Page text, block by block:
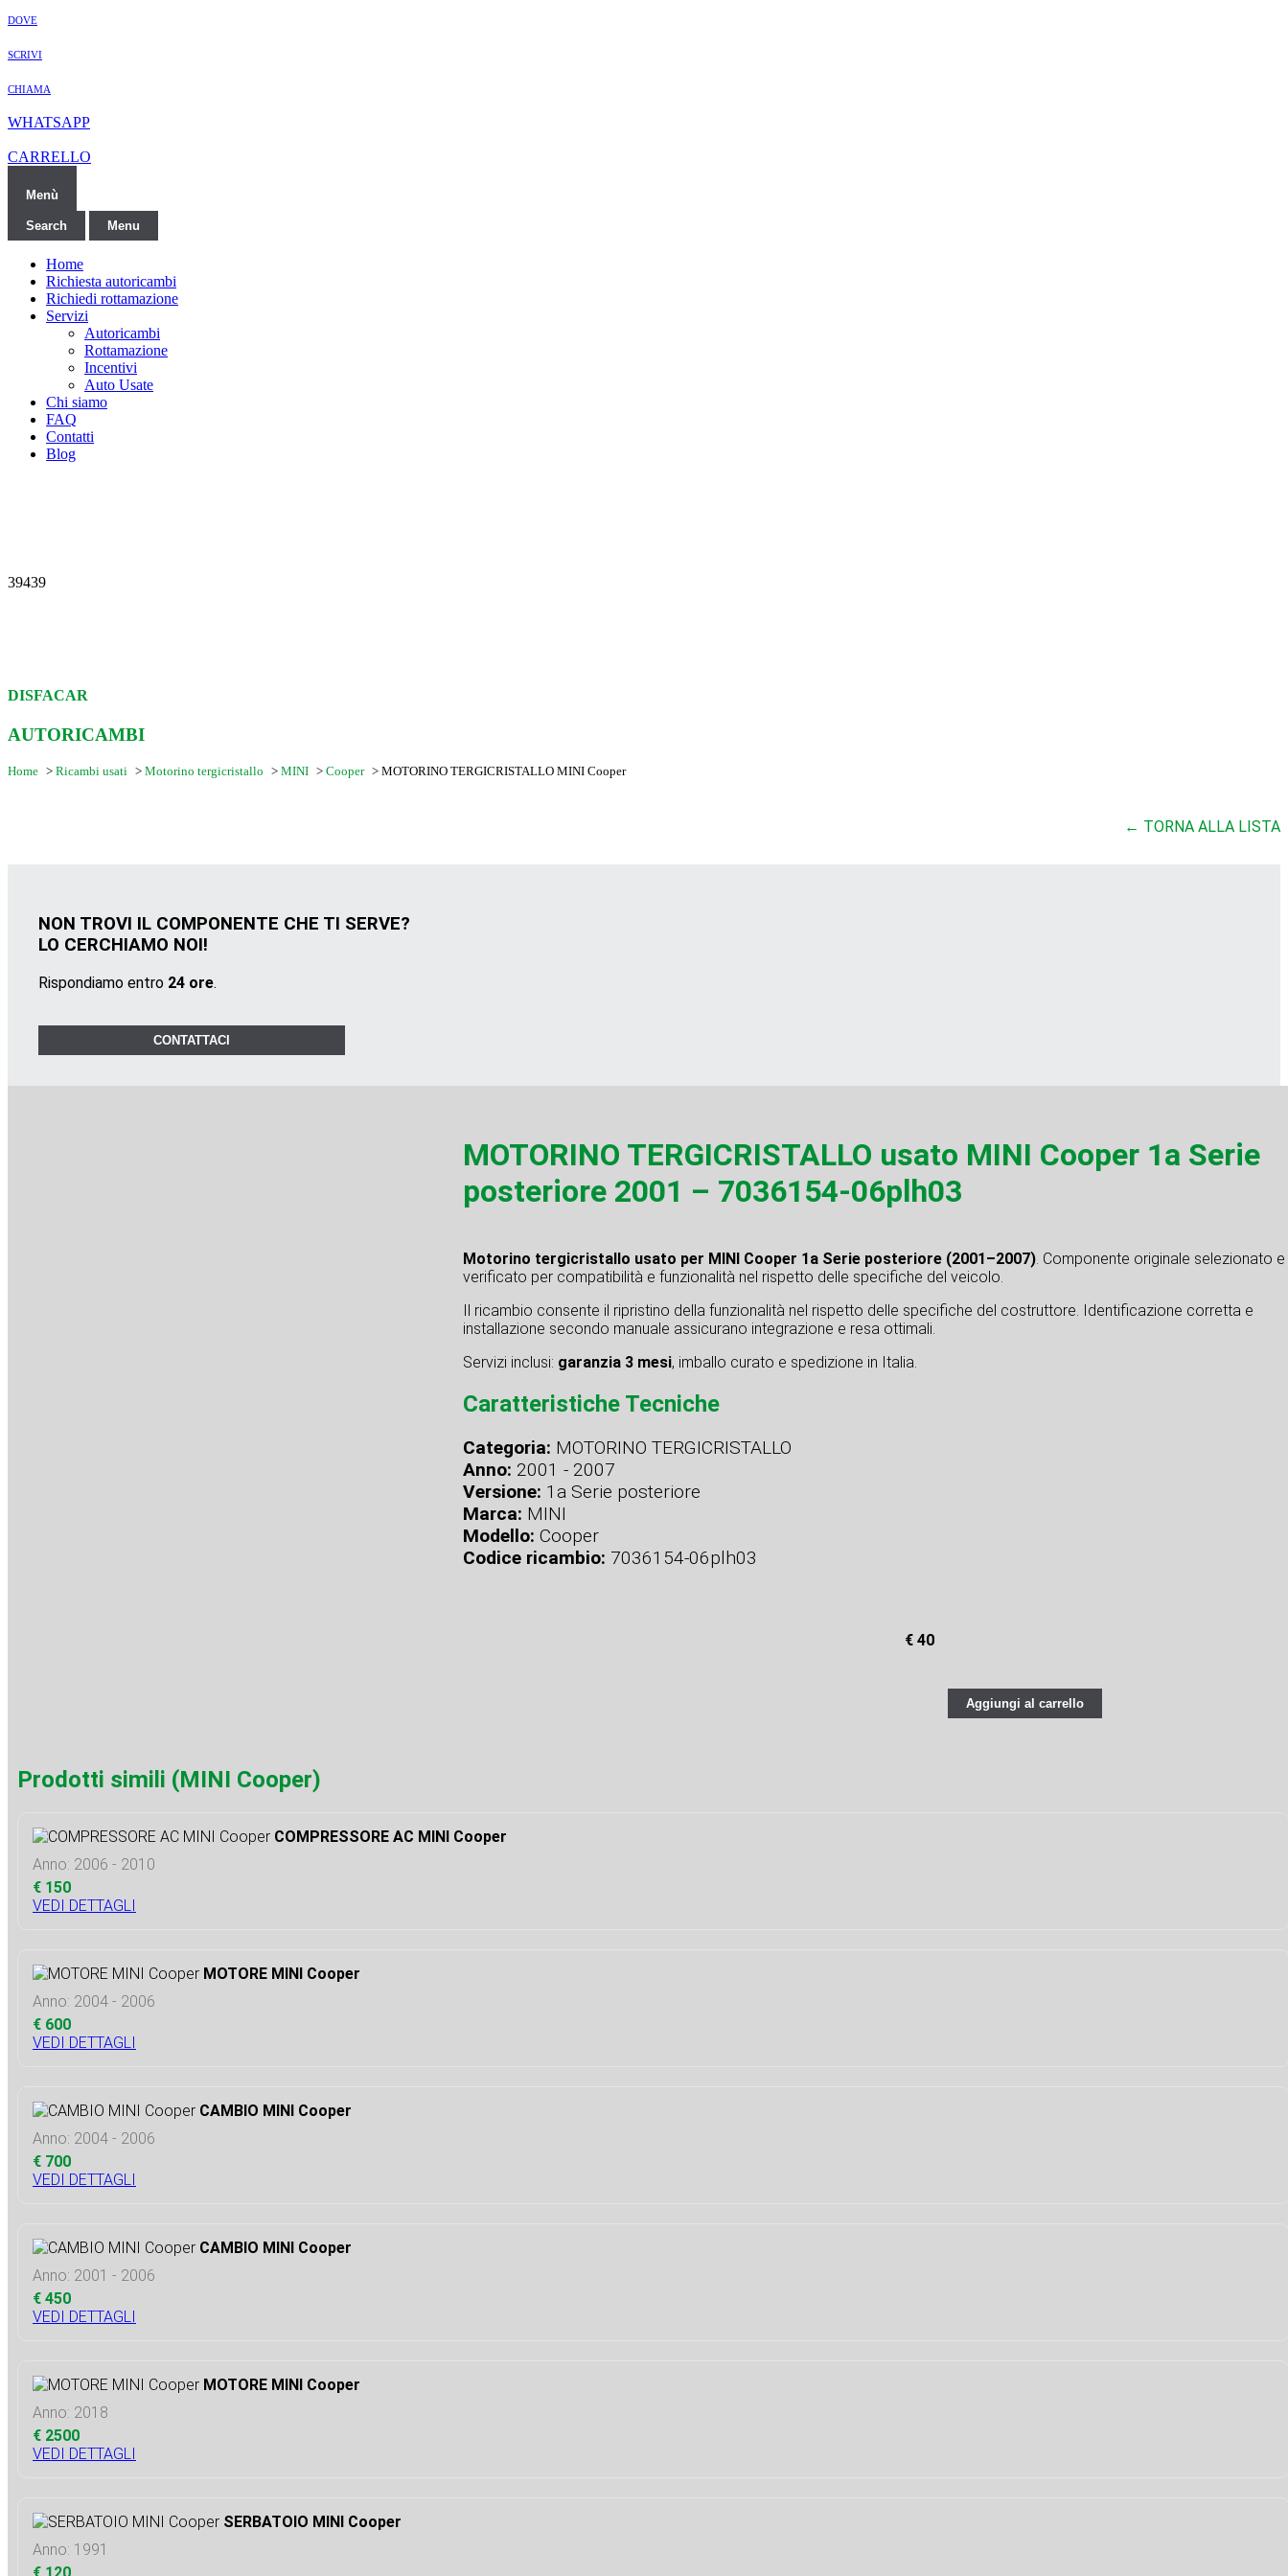
DOVE
SCRIVI
CHIAMA
WHATSAPP
CARRELLO
Menù
Search Menu
Home
Richiesta autoricambi
Richiedi rottamazione
Servizi
Autoricambi
Rottamazione
Incentivi
Auto Usate
Chi siamo
FAQ
Contatti
Blog
39439
DISFACAR
AUTORICAMBI
Home > Ricambi usati > Motorino tergicristallo > MINI > Cooper > MOTORINO TERGICRISTALLO MINI Cooper
← TORNA ALLA LISTA
NON TROVI IL COMPONENTE CHE TI SERVE?
LO CERCHIAMO NOI!
Rispondiamo entro 24 ore.
CONTATTACI
MOTORINO TERGICRISTALLO usato MINI Cooper 1a Serie
posteriore 2001 – 7036154-06plh03
Motorino tergicristallo usato per MINI Cooper 1a Serie posteriore (2001–2007). Componente originale selezionato e
verificato per compatibilità e funzionalità nel rispetto delle specifiche del veicolo.
Il ricambio consente il ripristino della funzionalità nel rispetto delle specifiche del costruttore. Identificazione corretta e
installazione secondo manuale assicurano integrazione e resa ottimali.
Servizi inclusi: garanzia 3 mesi, imballo curato e spedizione in Italia.
Caratteristiche Tecniche
Categoria: MOTORINO TERGICRISTALLO
Anno: 2001 - 2007
Versione: 1a Serie posteriore
Marca: MINI
Modello: Cooper
Codice ricambio: 7036154-06plh03
€ 40
Aggiungi al carrello
Prodotti simili (MINI Cooper)
COMPRESSORE AC MINI Cooper
Anno: 2006 - 2010
€ 150
VEDI DETTAGLI
MOTORE MINI Cooper
Anno: 2004 - 2006
€ 600
VEDI DETTAGLI
CAMBIO MINI Cooper
Anno: 2004 - 2006
€ 700
VEDI DETTAGLI
CAMBIO MINI Cooper
Anno: 2001 - 2006
€ 450
VEDI DETTAGLI
MOTORE MINI Cooper
Anno: 2018
€ 2500
VEDI DETTAGLI
SERBATOIO MINI Cooper
Anno: 1991